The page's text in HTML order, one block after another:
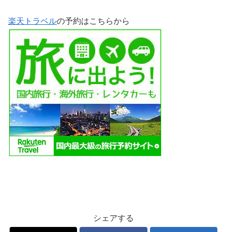
楽天トラベルの予約はこちらから
シェアする